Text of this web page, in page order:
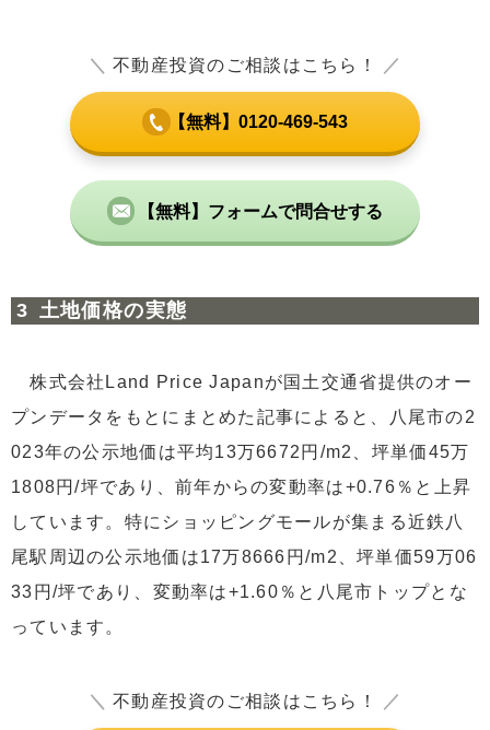
＼ 不動産投資のご相談はこちら！ ／
【無料】0120-469-543
【無料】フォームで問合せする
土地価格の実態
株式会社Land Price Japanが国土交通省提供のオー
プンデータをもとにまとめた記事によると、八尾市の2
023年の公示地価は平均13万6672円/m2、坪単価45万
1808円/坪であり、前年からの変動率は+0.76％と上昇
しています。特にショッピングモールが集まる近鉄八
尾駅周辺の公示地価は17万8666円/m2、坪単価59万06
33円/坪であり、変動率は+1.60％と八尾市トップとな
っています。
＼ 不動産投資のご相談はこちら！ ／